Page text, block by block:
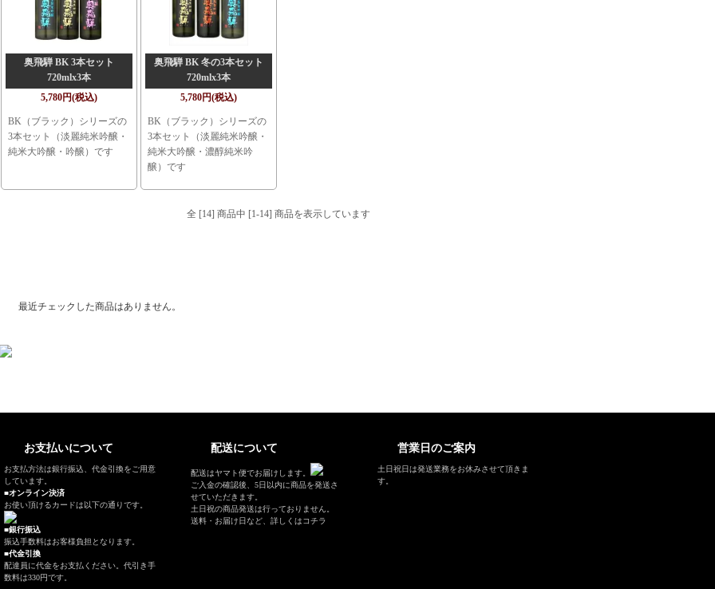
奥飛騨 BK 3本セット
720mlx3本
5,780円(税込)
BK（ブラック）シリーズの
3本セット（淡麗純米吟醸・
純米大吟醸・吟醸）です
奥飛騨 BK 冬の3本セット
720mlx3本
5,780円(税込)
BK（ブラック）シリーズの
3本セット（淡麗純米吟醸・
純米大吟醸・濃醇純米吟
醸）です
全 [14] 商品中 [1-14] 商品を表示しています
最近チェックした商品はありません。
お支払いについて
お支払方法は銀行振込、代金引換をご用意
しています。
■オンライン決済
お使い頂けるカードは以下の通りです。
■銀行振込
振込手数料はお客様負担となります。
■代金引換
配達員に代金をお支払ください。代引き手
数料は330円です。
配送について
配送はヤマト便でお届けします。
ご入金の確認後、5日以内に商品を発送さ
せていただきます。
土日祝の商品発送は行っておりません。
送料・お届け日など、 詳しくはコチラ
営業日のご案内
土日祝日は発送業務をお休みさせて頂きま
す。